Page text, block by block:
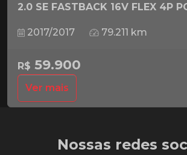
2.0 SE FASTBACK 16V FLEX 4P
2017/2017 79.211 km
R$ 59.900
Ver mais
Nossas redes